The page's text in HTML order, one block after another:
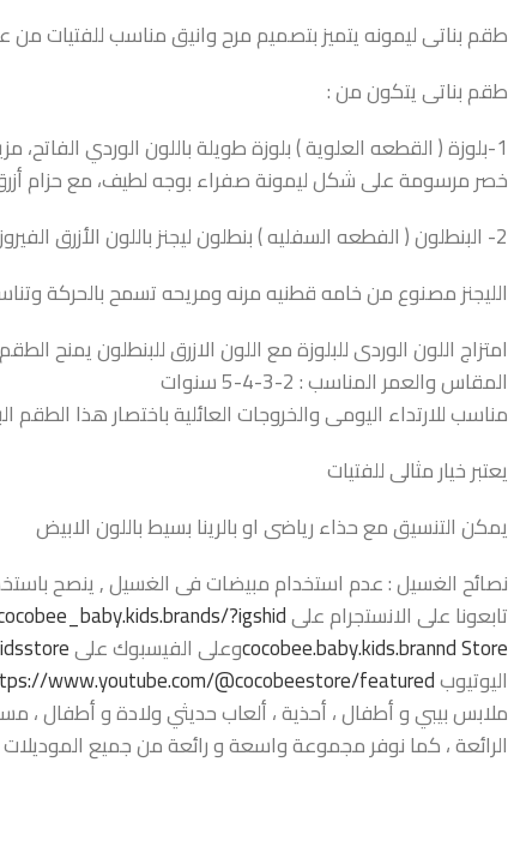
طقم بناتى ليمونه يتميز بتصميم مرح وانيق مناسب للفتيات
طقم بناتى يتكون من :
1-بلوزة ( القطعه العلوية ) بلوزة طويلة باللون الوردي
خصر مرسومة على شكل ليمونة صفراء بوجه لطيف، مع حزام
2- البنطلون ( الفطعه السفليه ) بنطلون ليجنز باللون الأزرق الفيروزي، يزينه نقوش زهور بيضاء عند الركبتين، مما يجعله متناسقًا مع تصميم البلوزة ويضيف لمسة ربيعية جميلة.
الليجنز مصنوع من خامه قطنيه مرنه ومريحه تسمح بالحركة
امتزاج اللون الوردى للبلوزة مع اللون الازرق للبنطلون يمنح
المقاس والعمر المناسب : 2-3-4-5 سنوات
مناسب للارتداء اليومى والخروجات العائلية باختصار هذا الطقم
يعتبر خيار مثالى للفتيات
يمكن التنسيق مع حذاء رياضى او بالرينا بسيط باللون الابيض
نصائح الغسيل : عدم استخدام مبيضات فى الغسيل , ينصح
تابعونا على الانستجرام على?igshid=
cocobee.baby.kids.brannd Storeوعلى الفيسبوك على
اليوتيوبwww.youtube.com/@cocobeestore/featured
ملابس بيبي و أطفال ، أحذية ، ألعاب حديثي ولادة و أطفال ،
الرائعة ، كما نوفر مجموعة واسعة و رائعة من جميع